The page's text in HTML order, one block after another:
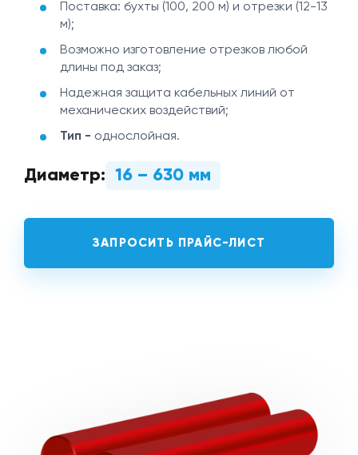
Поставка: бухты (100, 200 м) и отрезки (12-13
м);
Возможно изготовление отрезков любой
длины под заказ;
Надежная защита кабельных линий от
механических воздействий;
Тип - однослойная.
Диаметр: 16 – 630 мм
ЗАПРОСИТЬ ПРАЙС-ЛИСТ